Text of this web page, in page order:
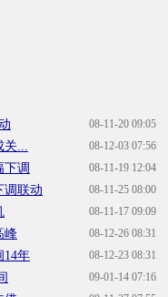
08-11-20 09:05
08-12-03 07:56
...
08-11-19 12:04
下调
08-11-25 08:00
调联动
08-11-17 09:09
08-12-26 08:31
峰
08-12-23 08:31
14年
09-01-14 07:16